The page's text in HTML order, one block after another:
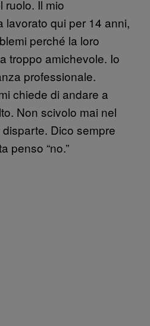
ruolo. Il mio
lavorato qui per 14 anni,
perché la loro
troppo amichevole. Io
professionale.
chiede di andare a
Non scivolo mai nel
Dico sempre
penso “no.”